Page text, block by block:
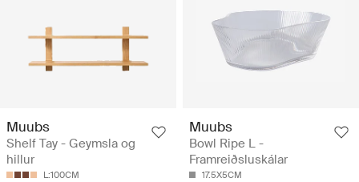
Muubs
Shelf Tay - Geymsla og
hillur
L:100CM
Muubs
Bowl Ripe L -
Framreiðsluskálar
17.5X5CM